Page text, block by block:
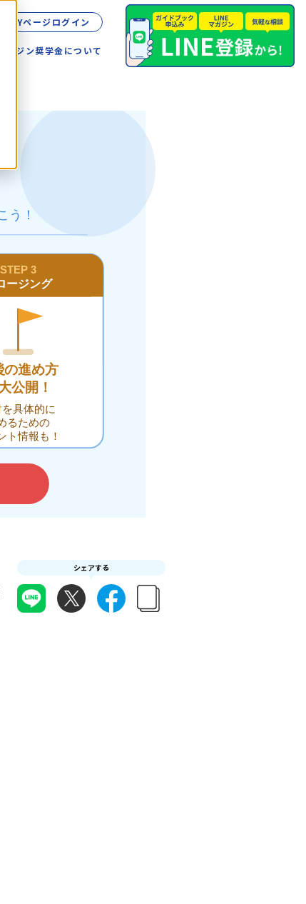
MYページログイン
マガジン奨学金について
シェアする